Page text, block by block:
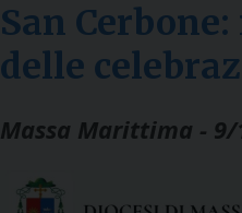
San
delle
Massa Marittima -